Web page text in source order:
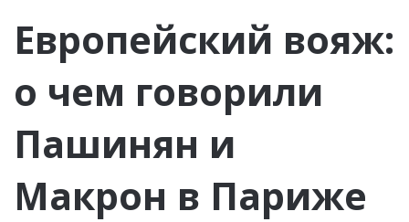
Европейский вояж:
о чем говорили
Пашинян и
Макрон в Париже